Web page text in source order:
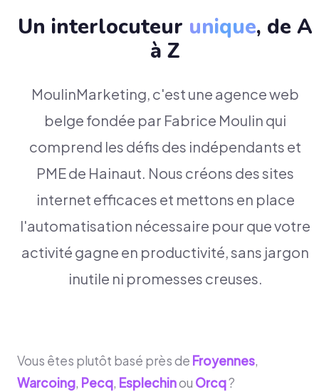
Un interlocuteur unique, de A
à Z
MoulinMarketing, c'est une agence web
belge fondée par Fabrice Moulin qui
comprend les défis des indépendants et
PME de Hainaut. Nous créons des sites
internet efficaces et mettons en place
l'automatisation nécessaire pour que votre
activité gagne en productivité, sans jargon
inutile ni promesses creuses.
Vous êtes plutôt basé près de Froyennes,
Warcoing, Pecq, Esplechinou Orcq?